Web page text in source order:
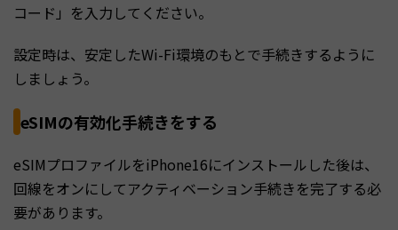
コード」を入力してください。
設定時は、安定したWi-Fi環境のもとで手続きするように
しましょう。
eSIMの有効化手続きをする
eSIMプロファイルをiPhone16にインストールした後は、
回線をオンにしてアクティベーション手続きを完了する必
要があります。